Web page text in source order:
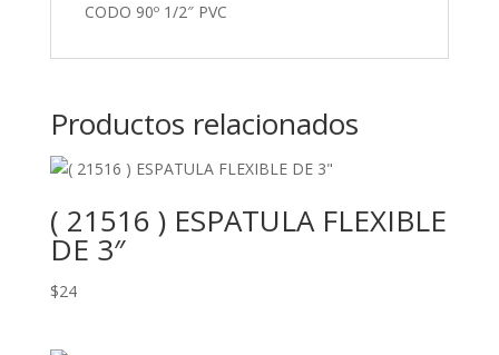
CODO 90º 1/2″ PVC
Productos relacionados
( 21516 ) ESPATULA FLEXIBLE
DE 3″
$24